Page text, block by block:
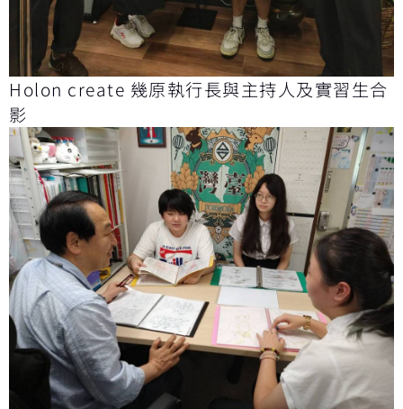
Holon create 幾原執行長與主持人及實習生合
影